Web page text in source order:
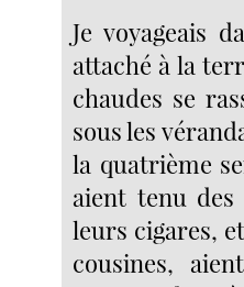
Je voyageais
attaché à la
chaudes se
sous les
la quatrième
aient tenu des
leurs cigares,
cousines,